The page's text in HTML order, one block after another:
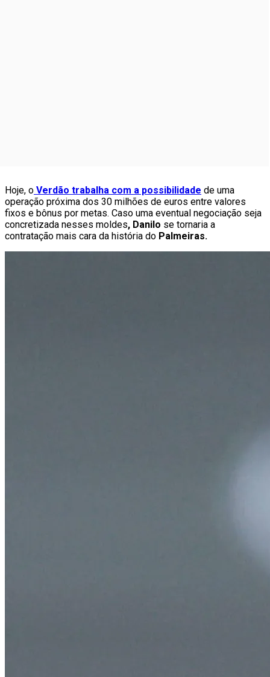
Hoje, o Verdão trabalha com a possibilidade de uma
operação próxima dos 30 milhões de euros entre valores
fixos e bônus por metas. Caso uma eventual negociação seja
concretizada nesses moldes, Danilo se tornaria a
contratação mais cara da história do Palmeiras.